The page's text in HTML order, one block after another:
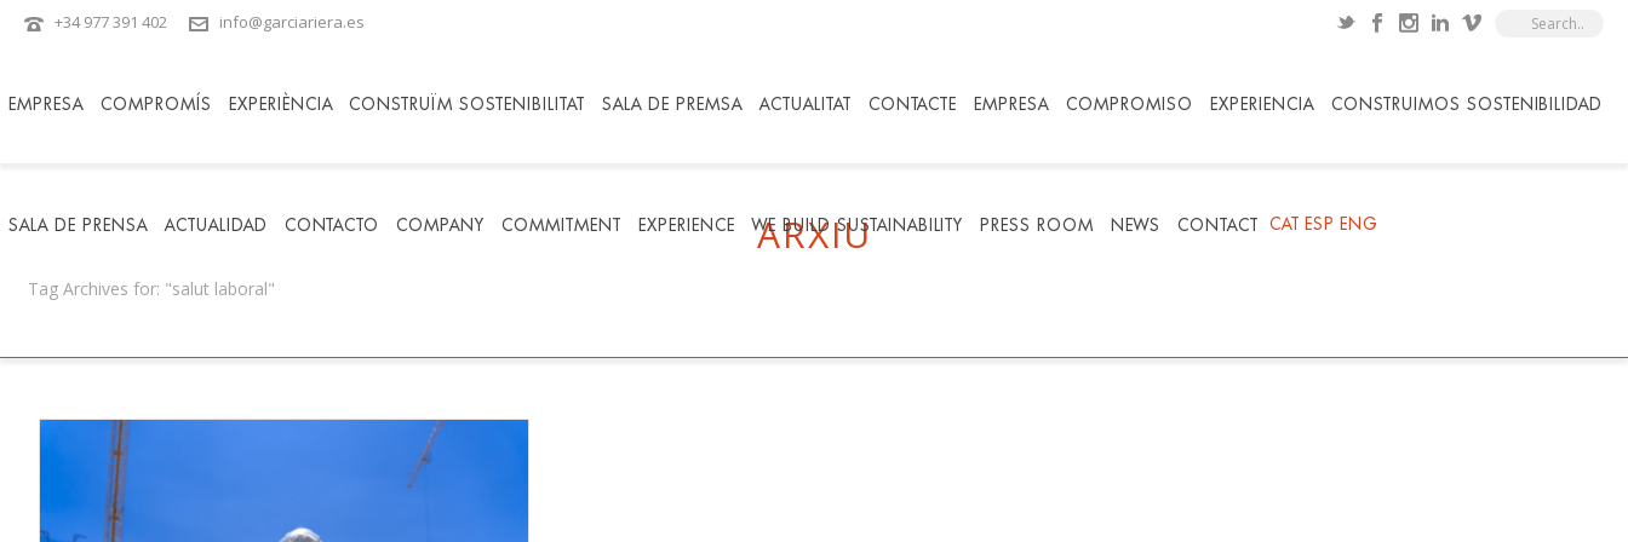
+34 977 391 402 info@garciariera.es
EMPRESA COMPROMÍS EXPERIÈNCIA CONSTRUÏM SOSTENIBILITAT SALA DE PREMSA ACTUALITAT CONTACTE EMPRESA COMPROMISO EXPERIENCIA CONSTRUIMOS SOSTENIBILIDAD
SALA DE PRENSA ACTUALIDAD CONTACTO COMPANY COMMITMENT EXPERIENCE WE BUILD SUSTAINABILITY PRESS ROOM NEWS CONTACT CAT ESP ENG
ARXIU
Tag Archives for: "salut laboral"